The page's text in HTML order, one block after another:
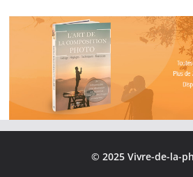
© 2025 Vivre-de-la-